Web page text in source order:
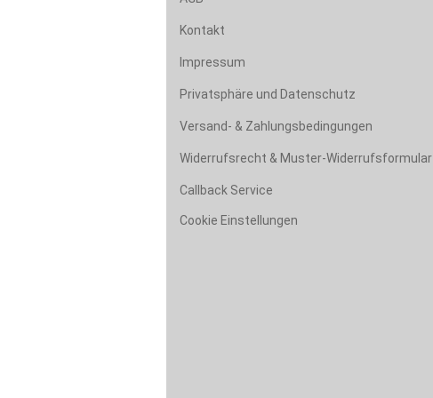
Kontakt
Impressum
Privatsphäre und Datenschutz
Versand- & Zahlungsbedingungen
Widerrufsrecht & Muster-Widerrufsformular
Callback Service
Cookie Einstellungen